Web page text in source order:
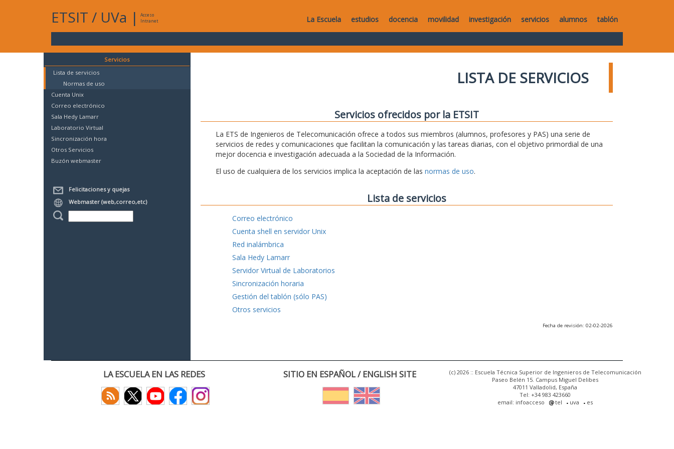
ETSIT / UVa |
Acceso
Intranet
La Escuela estudios docencia movilidad investigación servicios alumnos tablón
Servicios
Lista de servicios
Normas de uso
Cuenta Unix
Correo electrónico
Sala Hedy Lamarr
Laboratorio Virtual
Sincronización hora
Otros Servicios
Buzón webmaster
Felicitaciones y quejas
Webmaster (web,correo,etc)
LISTA DE SERVICIOS
Servicios ofrecidos por la ETSIT
La ETS de Ingenieros de Telecomunicación ofrece a todos sus miembros (alumnos, profesores y PAS) una serie de
servicios de redes y comunicaciones que facilitan la comunicación y las tareas diarias, con el objetivo primordial de una
mejor docencia e investigación adecuada a la Sociedad de la Información.
El uso de cualquiera de los servicios implica la aceptación de las normas de uso.
Lista de servicios
Correo electrónico
Cuenta shell en servidor Unix
Red inalámbrica
Sala Hedy Lamarr
Servidor Virtual de Laboratorios
Sincronización horaria
Gestión del tablón (sólo PAS)
Otros servicios
Fecha de revisión: 02-02-2026
LA ESCUELA EN LAS REDES SITIO EN ESPAÑOL / ENGLISH SITE
(c) 2026 :: Escuela Técnica Superior de Ingenieros de Telecomunicación
Paseo Belén 15. Campus Miguel Delibes
47011 Valladolid, España
Tel: +34 983 423660
email: infoacceso
tel uva es